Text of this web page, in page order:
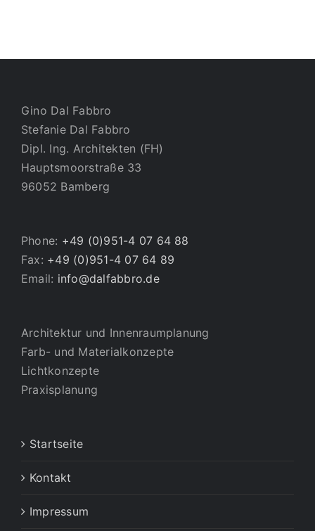
Gino Dal Fabbro
Stefanie Dal Fabbro
Dipl. Ing. Architekten (FH)
Hauptsmoorstraße 33
96052 Bamberg
Phone: +49 (0)951-4 07 64 88
Fax: +49 (0)951-4 07 64 89
Email: info@dalfabbro.de
Architektur und Innenraumplanung
Farb- und Materialkonzepte
Lichtkonzepte
Praxisplanung
Startseite
Kontakt
Impressum